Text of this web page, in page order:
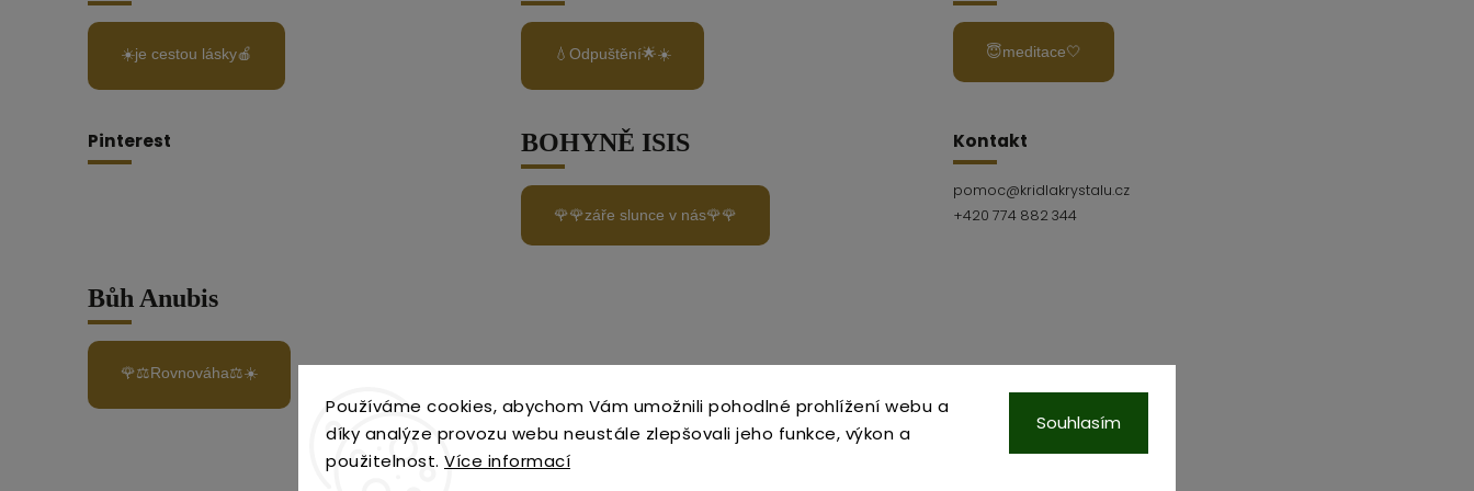
Používáme cookies, abychom Vám umožnili pohodlné prohlížení webu a
díky analýze provozu webu neustále zlepšovali jeho funkce, výkon a
použitelnost. Více informací
Souhlasím
☀️je cestou lásky🍎 💧Odpuštění🌟☀️ 😇meditace🤍
Pinterest BOHYNĚ ISIS
🌹🌹záře slunce v nás🌹🌹
Kontakt
pomoc@kridlakrystalu.cz
+420 774 882 344
Bůh Anubis
🌹⚖️Rovnováha⚖️☀️